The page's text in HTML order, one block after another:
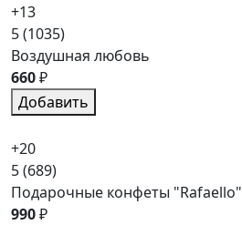
+13
5(1035)
Воздушная любовь
660₽
Добавить
+20
5(689)
Подарочные конфеты "Rafaello"
990₽